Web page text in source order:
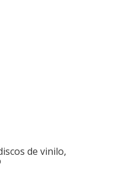
de vinilo,